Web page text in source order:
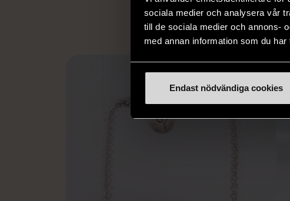
sociala medier och analysera vår
till de sociala medier och annons-
med annan information som du
Endast nödvändiga cookies